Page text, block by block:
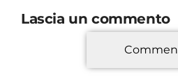
Lascia un commento